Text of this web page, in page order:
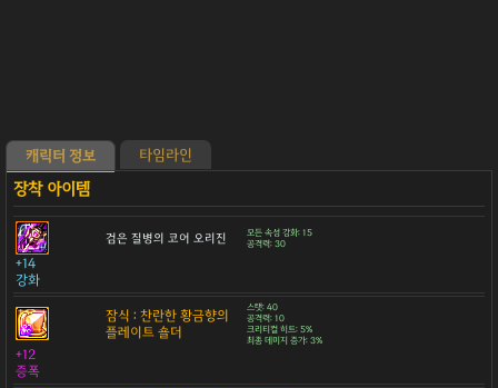
캐릭터 정보 타임라인
검은 질병의 코어 오리진
모든 속성 강화: 15
공격력: 30
+14
강화
잠식 : 찬란한 황금향의
플레이트 숄더
스탯: 40
공격력: 10
크리티컬 히트: 5%
최종 데미지 증가: 3%
+12
증폭